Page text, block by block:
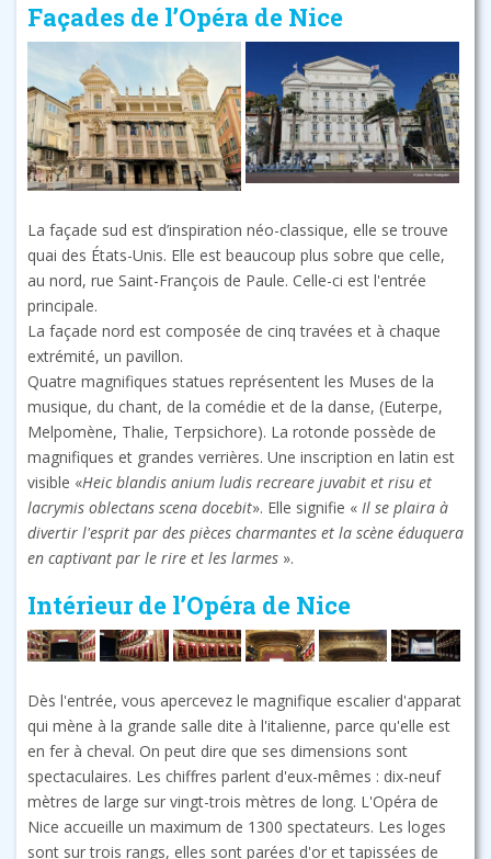
Façades de l’Opéra de Nice
La façade sud est d’inspiration néo-classique, elle se trouve
quai des États-Unis. Elle est beaucoup plus sobre que celle,
au nord, rue Saint-François de Paule. Celle-ci est l'entrée
principale.
La façade nord est composée de cinq travées et à chaque
extrémité, un pavillon.
Quatre magnifiques statues représentent les Muses de la
musique, du chant, de la comédie et de la danse, (Euterpe,
Melpomène, Thalie, Terpsichore). La rotonde possède de
magnifiques et grandes verrières. Une inscription en latin est
visible «Heic blandis anium ludis recreare juvabit et risu et
lacrymis oblectans scena docebit». Elle signifie « Il se plaira à
divertir l'esprit par des pièces charmantes et la scène éduquera
en captivant par le rire et les larmes ».
Intérieur de l’Opéra de Nice
Dès l'entrée, vous apercevez le magnifique escalier d'apparat
qui mène à la grande salle dite à l'italienne, parce qu'elle est
en fer à cheval. On peut dire que ses dimensions sont
spectaculaires. Les chiffres parlent d'eux-mêmes : dix-neuf
mètres de large sur vingt-trois mètres de long. L'Opéra de
Nice accueille un maximum de 1300 spectateurs. Les loges
sont sur trois rangs, elles sont parées d'or et tapissées de